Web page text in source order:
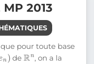
2013
pour toute base
)
de
R
n
, on a la